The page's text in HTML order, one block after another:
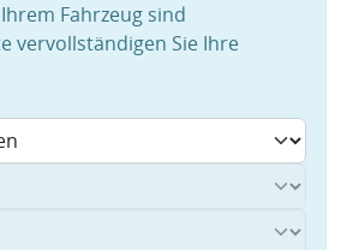
Fahrzeug sind
vervollständigen Sie Ihre